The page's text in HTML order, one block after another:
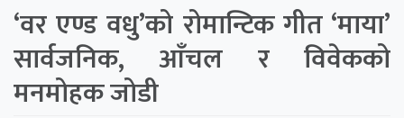
‘वर एण्ड वधु’को रोमान्टिक गीत ‘माया’
सार्वजनिक, आँचल र विवेकको
मनमोहक जोडी